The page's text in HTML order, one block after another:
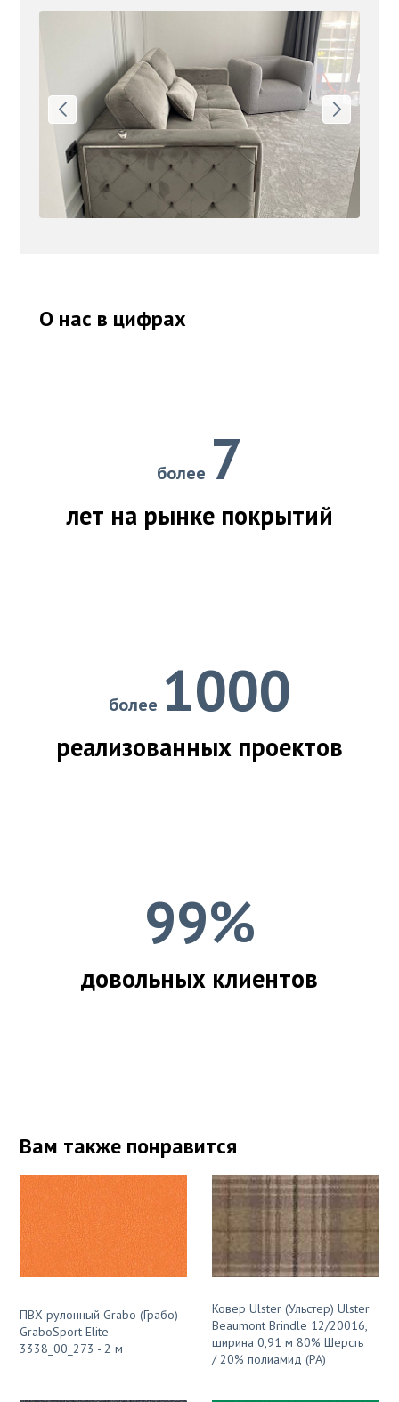
О нас в цифрах
более 7
лет на рынке покрытий
более 1000
реализованных проектов
99%
довольных клиентов
Вам также понравится
ПВХ рулонный Grabo (Грабо)
GraboSport Elite
3338_00_273 - 2 м
Ковер Ulster (Ульстер) Ulster
Beaumont Brindle 12/20016,
ширина 0,91 м 80% Шерсть
/ 20% полиамид (PA)